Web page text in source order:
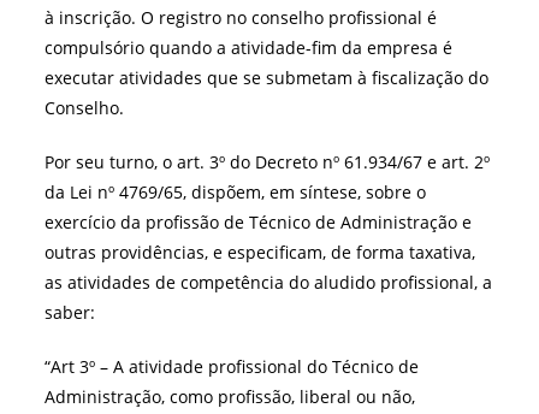
à inscrição. O registro no conselho profissional é
compulsório quando a atividade-fim da empresa é
executar atividades que se submetam à fiscalização do
Conselho.
Por seu turno, o art. 3º do Decreto nº 61.934/67 e art. 2º
da Lei nº 4769/65, dispõem, em síntese, sobre o
exercício da profissão de Técnico de Administração e
outras providências, e especificam, de forma taxativa,
as atividades de competência do aludido profissional, a
saber:
“Art 3º – A atividade profissional do Técnico de
Administração, como profissão, liberal ou não,